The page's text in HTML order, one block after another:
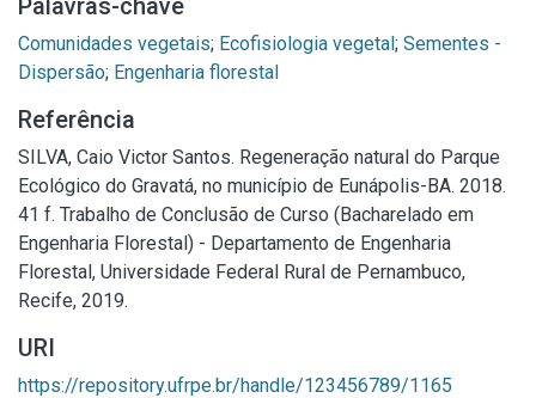
Palavras-chave
Comunidades vegetais; Ecofisiologia vegetal; Sementes -
Dispersão; Engenharia florestal
Referência
SILVA, Caio Victor Santos. Regeneração natural do Parque
Ecológico do Gravatá, no município de Eunápolis-BA. 2018.
41 f. Trabalho de Conclusão de Curso (Bacharelado em
Engenharia Florestal) - Departamento de Engenharia
Florestal, Universidade Federal Rural de Pernambuco,
Recife, 2019.
URI
https://repository.ufrpe.br/handle/123456789/1165